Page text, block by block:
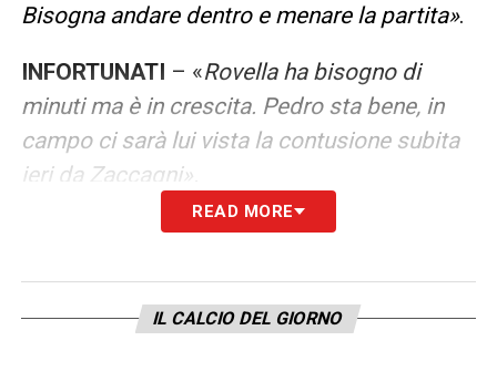
Bisogna andare dentro e menare la partita».
INFORTUNATI – «Rovella ha bisogno di
minuti ma è in crescita. Pedro sta bene, in
campo ci sarà lui vista la contusione subita
ieri da Zaccagni».
–«Le sensazioni sono positive,
solamente di una forte botta. Dovrebbe
farcela per mercoledì».
READ MORE
IL CALCIO DEL GIORNO